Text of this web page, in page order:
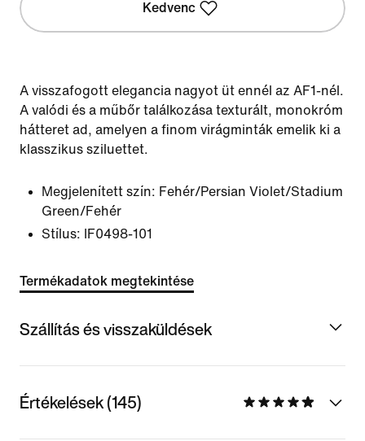
Kedvenc
A visszafogott elegancia nagyot üt ennél az AF1-nél.
A valódi és a műbőr találkozása texturált, monokróm
hátteret ad, amelyen a finom virágminták emelik ki a
klasszikus sziluettet.
Megjelenített szín: Fehér/Persian Violet/Stadium
Green/Fehér
Stílus:
IF0498-101
Termékadatok megtekintése
Szállítás és visszaküldések
Értékelések (145)